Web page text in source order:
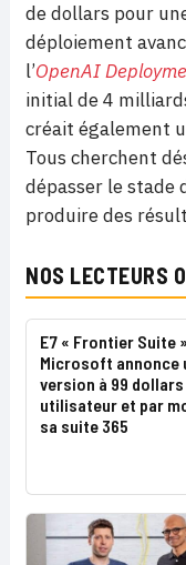
de dollars pour
déploiement
l’OpenAI
initial de 4
créait également
Tous cherchent
dépasser le stade
produire des
NOS LECTEURS
E7 « Frontier Suite
Microsoft annonce
version à 99
utilisateur et par
sa suite 365